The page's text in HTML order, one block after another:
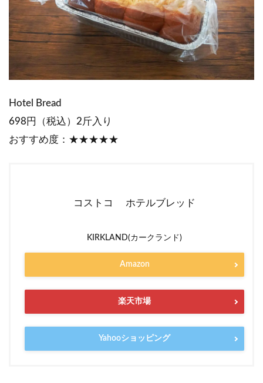
Hotel Bread
698円（税込）2斤入り
おすすめ度：★★★★★
コストコ ホテルブレッド
KIRKLAND(カークランド)
Amazon
楽天市場
Yahooショッピング